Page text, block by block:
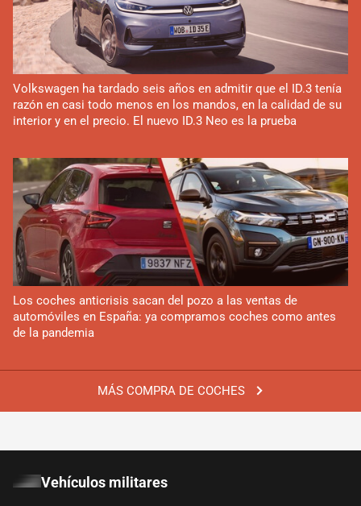
MÁS COMPRA DE COCHES
Volkswagen ha tardado seis años en admitir que el ID.3 tenía
razón en casi todo menos en los mandos, en la calidad de su
interior y en el precio. El nuevo ID.3 Neo es la prueba
Los coches anticrisis sacan del pozo a las ventas de
automóviles en España: ya compramos coches como antes
de la pandemia
Vehículos militares